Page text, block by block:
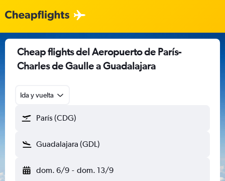
Cheap flights del Aeropuerto de París-
Charles de Gaulle a Guadalajara
Ida y vuelta
París (CDG)
Guadalajara (GDL)
dom. 6/9 - dom. 13/9